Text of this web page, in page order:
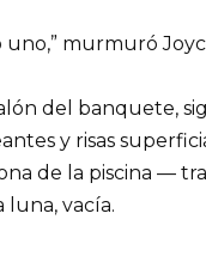
uno,” murmuró
del banquete,
y risas
de la piscina —
luna, vacía.